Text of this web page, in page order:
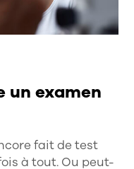
un examen
fait de test
à tout. Ou peut-